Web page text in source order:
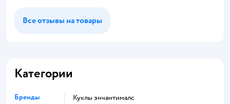
Все отзывы на товары
Категории
Бренды
Куклы энчантималс